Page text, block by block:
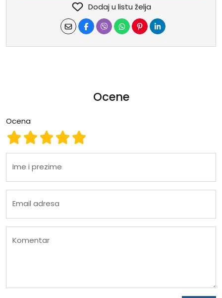
Dodaj u listu želja
Ocene
Ocena
Ocena 5
Ocena 4
Ocena 3
Ocena 2
Ocena 1
Ime i prezime
Email adresa
Komentar